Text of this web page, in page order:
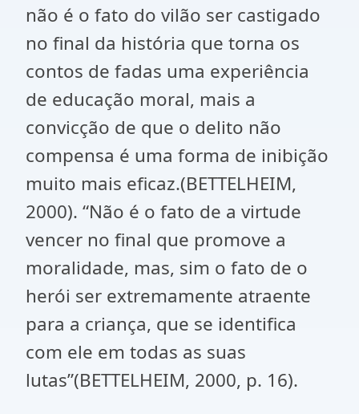
não é o fato do vilão ser castigado
no final da história que torna os
contos de fadas uma experiência
de educação moral, mais a
convicção de que o delito não
compensa é uma forma de inibição
muito mais eficaz.(BETTELHEIM,
2000). “Não é o fato de a virtude
vencer no final que promove a
moralidade, mas, sim o fato de o
herói ser extremamente atraente
para a criança, que se identifica
com ele em todas as suas
lutas”(BETTELHEIM, 2000, p. 16).